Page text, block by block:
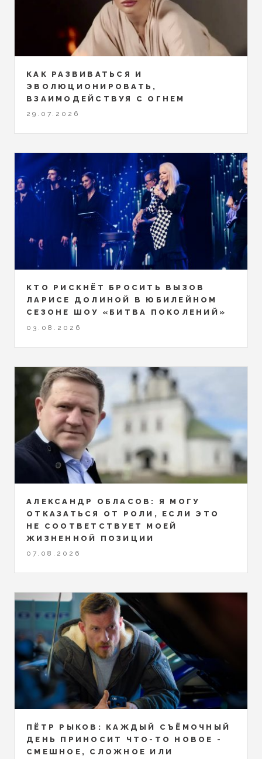
КАК РАЗВИВАТЬСЯ И
ЭВОЛЮЦИОНИРОВАТЬ,
ВЗАИМОДЕЙСТВУЯ С ОГНЕМ
29.07.2026
КТО РИСКНЁТ БРОСИТЬ ВЫЗОВ
ЛАРИСЕ ДОЛИНОЙ В ЮБИЛЕЙНОМ
СЕЗОНЕ ШОУ «БИТВА ПОКОЛЕНИЙ»
03.08.2026
АЛЕКСАНДР ОБЛАСОВ: Я МОГУ
ОТКАЗАТЬСЯ ОТ РОЛИ, ЕСЛИ ЭТО
НЕ СООТВЕТСТВУЕТ МОЕЙ
ЖИЗНЕННОЙ ПОЗИЦИИ
07.08.2026
ПЁТР РЫКОВ: КАЖДЫЙ СЪЁМОЧНЫЙ
ДЕНЬ ПРИНОСИТ ЧТО-ТО НОВОЕ -
СМЕШНОЕ, СЛОЖНОЕ ИЛИ